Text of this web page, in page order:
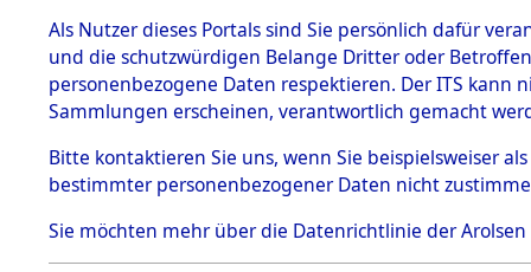
mente
5. Verschiedenes
5.3
Todesmärsche
5.3.1 Alliierte
Erhebungen
zu
Todesmärsch
en
5.3.2
Toter aus
Ort ihrer
0003
Als Nutzer dieses Portals sind Sie persönlich dafür
und die schutzwürdigen Belange Dritter oder
personenbezogene Daten respektieren. Der ITS
Sammlungen erscheinen, verantwortlich gemacht
Bitte kontaktieren Sie uns, wenn Sie beispielsweiser
bestimmter personenbezogener Daten nicht
Sie möchten mehr über die Datenrichtlinie der Arolsen